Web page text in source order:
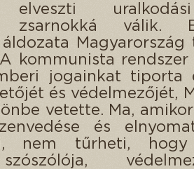
elveszti
zsarnokká válik.
áldozata
kommunista rendszer
jogainkat tiporta
és védelmezőjét,
vetette. Ma,
és
nem tűrheti, hogy